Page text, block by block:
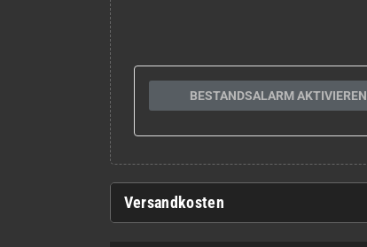
BESTANDSALARM AKTIVIEREN
Versandkosten